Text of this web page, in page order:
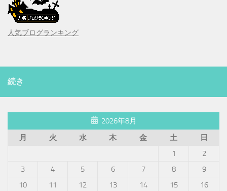
人気ブログランキング
続き
2026年8月
月
火 水 木 金 土
日
1
2
3
4 5 6 7 8
9
10
11 12 13 14 15
16